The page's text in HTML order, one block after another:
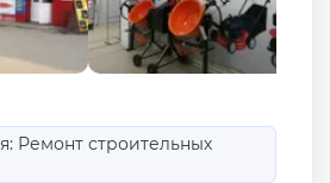
Ремонт строительных